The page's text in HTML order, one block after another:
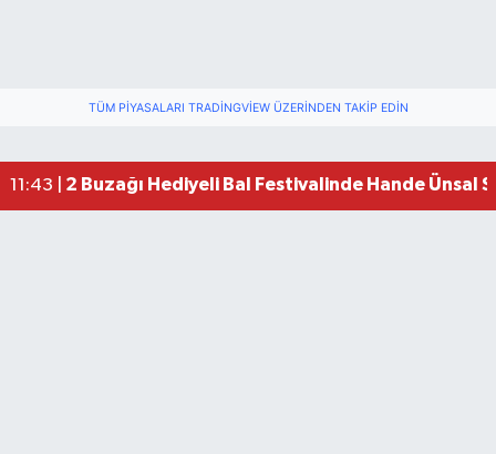
TÜM PIYASALARI TRADINGVIEW ÜZERINDEN TAKIP EDIN
11:43 | 2 Buzağı Hediyeli Bal Festivalinde Hande Ünsal